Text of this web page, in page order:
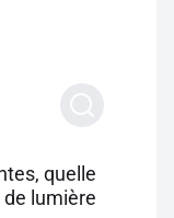
quelle
lumière